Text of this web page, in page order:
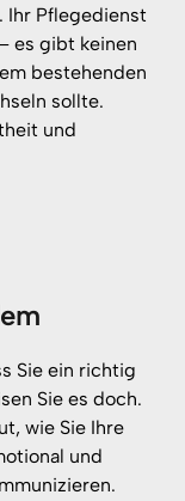
Ihr
es gibt
sollte.
Sie ein
Sie es
wie Sie